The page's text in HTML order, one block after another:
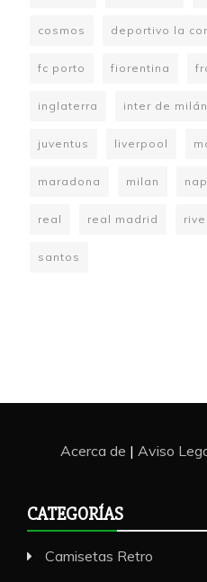
cosmos deportivo la
fc porto fiorentina
inglaterra inter de milán
juventus liverpool
maradona milan
real real madrid
santos
Acerca de | Aviso
CATEGORÍAS
Camisetas Retro